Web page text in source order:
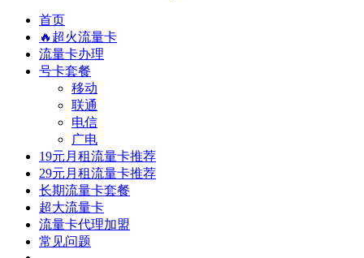
首页
🔥超火流量卡
流量卡办理
号卡套餐
移动
联通
电信
广电
19元月租流量卡推荐
29元月租流量卡推荐
长期流量卡套餐
超大流量卡
流量卡代理加盟
常见问题